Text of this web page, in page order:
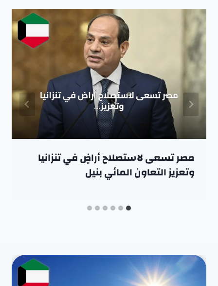
مصر تسعى لاستصلاح أراضٍ في تنزانيا
وتعزيز التعاون المائي بنيل